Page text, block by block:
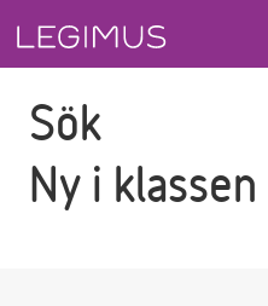
Sök
Ny i klassen